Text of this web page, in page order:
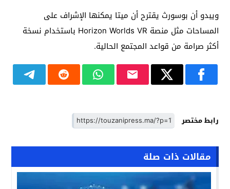
ويبدو أن بوسورث يقترح أن ميتا يمكنها الإشراف على
المساحات مثل منصة Horizon Worlds VR باستخدام نسخة
أكثر صرامة من قواعد المجتمع الحالية.
رابط مختصر
مقالات ذات صلة